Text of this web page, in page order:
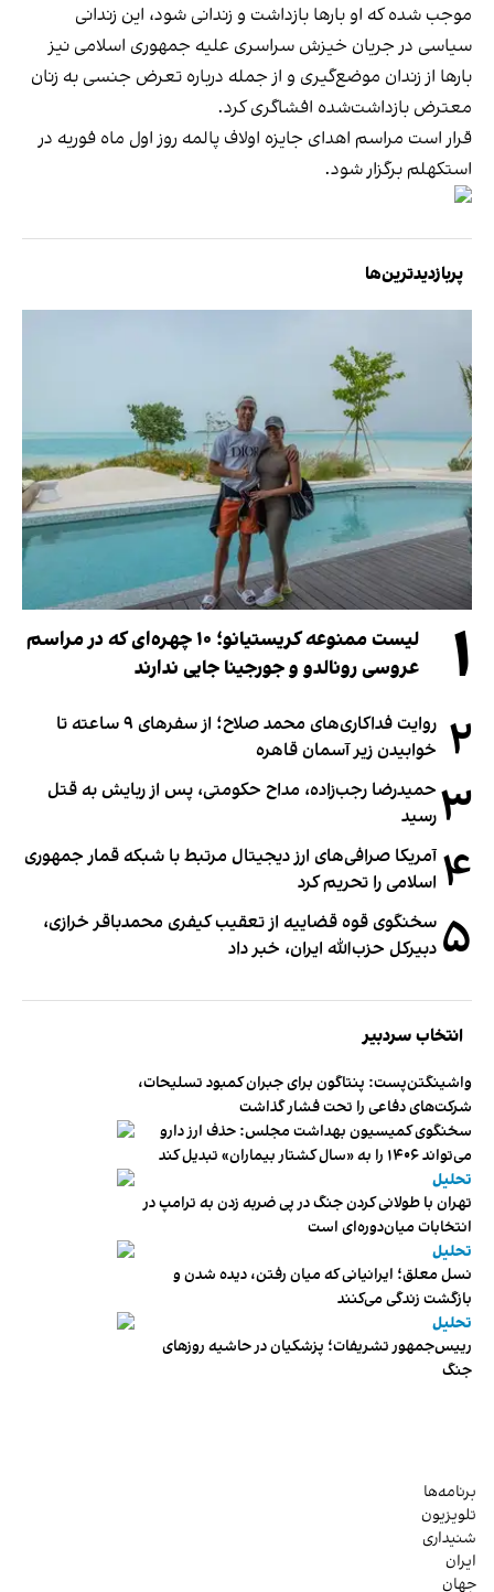
موجب شده که او بارها بازداشت و زندانی شود، این زندانی
سیاسی در جریان خیزش سراسری علیه جمهوری اسلامی نیز
بارها از زندان موضع‌گیری و از جمله درباره تعرض جنسی به زنان
معترض بازداشت‌شده افشاگری کرد.
قرار است مراسم اهدای جایزه اولاف پالمه روز اول ماه فوریه در
استکهلم برگزار شود.
پربازدیدترین‌ها
۱
لیست ممنوعه کریستیانو؛ ۱۰ چهره‌ای که در مراسم
عروسی رونالدو و جورجینا جایی ندارند
۲
روایت فداکاری‌های محمد صلاح؛ از سفرهای ۹ ساعته تا
خوابیدن زیر آسمان قاهره
۳ حمیدرضا رجب‌زاده، مداح حکومتی، پس از ربایش به قتل
رسید
۴ آمریکا صرافی‌های ارز دیجیتال مرتبط با شبکه قمار جمهوری
اسلامی را تحریم کرد
۵ سخنگوی قوه قضاییه از تعقیب کیفری محمدباقر خرازی،
دبیر‌کل حزب‌الله ایران، خبر داد
انتخاب سردبیر
واشینگتن‌پست: پنتاگون برای جبران کمبود تسلیحات،
شرکت‌های دفاعی را تحت فشار گذاشت
سخنگوی کمیسیون بهداشت مجلس: حذف ارز دارو
می‌تواند ۱۴۰۶ را به «سال کشتار بیماران» تبدیل کند
تحلیل
تهران با طولانی کردن جنگ در پی ضربه زدن به ترامپ در
انتخابات میان‌دوره‌ای است
تحلیل
نسل معلق؛ ایرانیانی که میان رفتن، دیده شدن و
بازگشت زندگی می‌کنند
تحلیل
رییس‌جمهور تشریفات؛ پزشکیان در حاشیه روزهای
جنگ
برنامه‌ها
تلویزیون
شنیداری
ایران
جهان